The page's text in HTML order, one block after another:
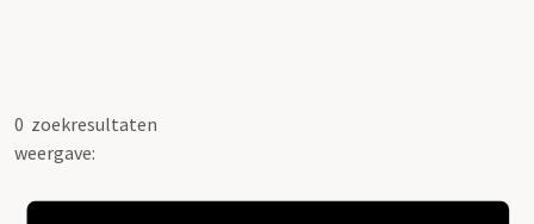
0 zoekresultaten
weergave: